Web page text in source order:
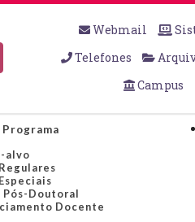
Webmail
Telefones
Campus
alvo
Pós-Doutoral
Docente